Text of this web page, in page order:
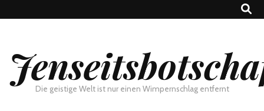
Die geistige Welt ist nur einen Wimpernschlag entfernt